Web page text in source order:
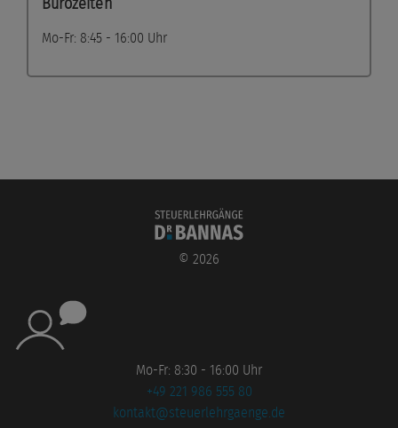
Bürozeiten
Mo-Fr: 8:45 - 16:00 Uhr
© 2026
Mo-Fr: 8:30 - 16:00 Uhr
+49 221 986 555 80
kontakt@steuerlehrgaenge.de